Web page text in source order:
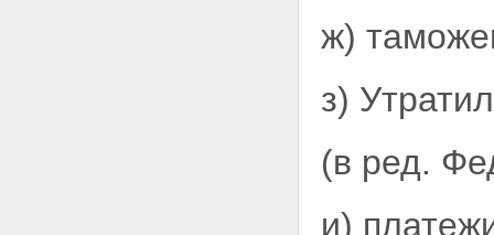
ж)
з)
(в ред.
и)